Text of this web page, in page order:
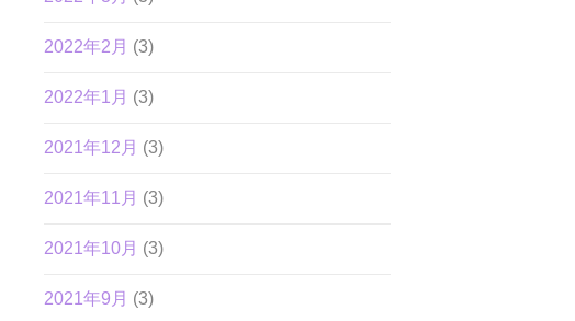
2022年2月 (3)
2022年1月 (3)
2021年12月 (3)
2021年11月 (3)
2021年10月 (3)
2021年9月 (3)